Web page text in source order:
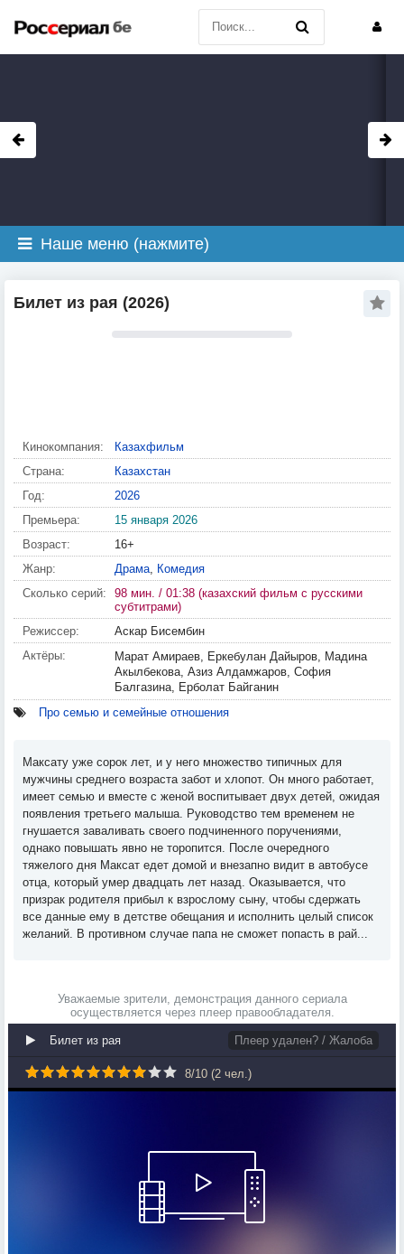
Наше меню (нажмите)
Билет из рая (2026)
Кинокомпания:
Казахфильм
Страна:
Казахстан
Год:
2026
Премьера:
15 января 2026
Возраст:
16+
Жанр:
Драма, Комедия
Сколько серий:
98 мин. / 01:38 (казахский фильм с русскими
субтитрами)
Режиссер:
Аскар Бисембин
Актёры:
Марат Амираев, Еркебулан Дайыров, Мадина
Акылбекова, Азиз Алдамжаров, София
Балгазина, Ерболат Байганин
Про семью и семейные отношения
Максату уже сорок лет, и у него множество типичных для
мужчины среднего возраста забот и хлопот. Он много работает,
имеет семью и вместе с женой воспитывает двух детей, ожидая
появления третьего малыша. Руководство тем временем не
гнушается заваливать своего подчиненного поручениями,
однако повышать явно не торопится. После очередного
тяжелого дня Максат едет домой и внезапно видит в автобусе
отца, который умер двадцать лет назад. Оказывается, что
призрак родителя прибыл к взрослому сыну, чтобы сдержать
все данные ему в детстве обещания и исполнить целый список
желаний. В противном случае папа не сможет попасть в рай...
Уважаемые зрители, демонстрация данного сериала
осуществляется через плеер правообладателя.
Билет из рая Плеер удален? / Жалоба
8/10 (2 чел.)